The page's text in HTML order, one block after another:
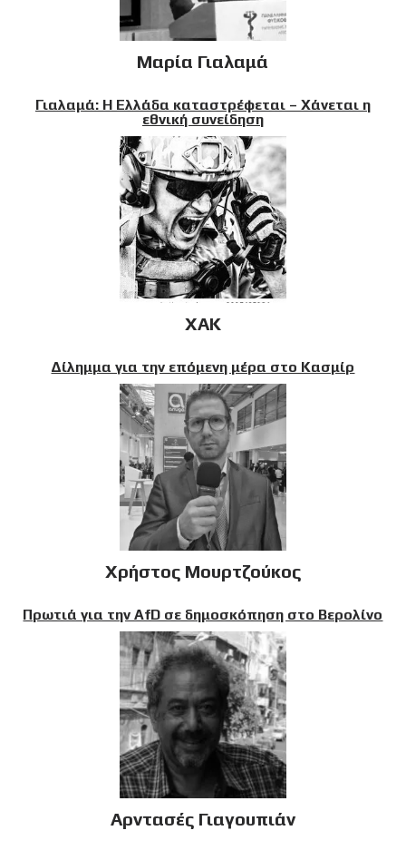
Μαρία Γιαλαμά
Γιαλαμά: Η Ελλάδα καταστρέφεται – Χάνεται η
εθνική συνείδηση
XAK
Δίλημμα για την επόμενη μέρα στο Κασμίρ
Χρήστος Μουρτζούκος
Πρωτιά για την AfD σε δημοσκόπηση στο Βερολίνο
Αρντασές Γιαγουπιάν